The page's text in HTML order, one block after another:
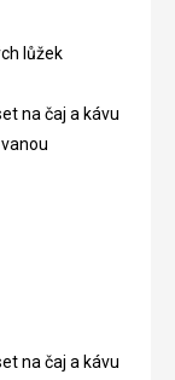
lůžek
na čaj a kávu
na čaj a kávu